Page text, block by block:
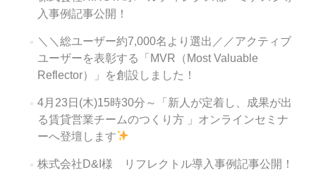
入事例記事公開！
＼＼総ユーザー約7,000名より選出／／アクティブ
ユーザーを表彰する「MVR（Most Valuable
Reflector）」を創設しました！
4月23日(木)15時30分～「新人が定着し、成果が出
る賃貸営業チームのつくり方 」オンラインセミナ
ーへ登壇します
株式会社D&I様 リフレクトル導入事例記事公開！